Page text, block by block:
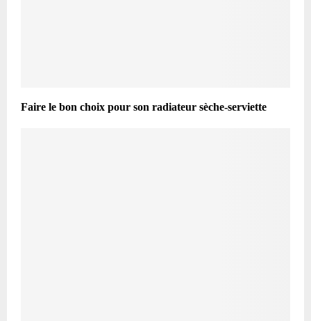
Faire le bon choix pour son radiateur sèche-serviette